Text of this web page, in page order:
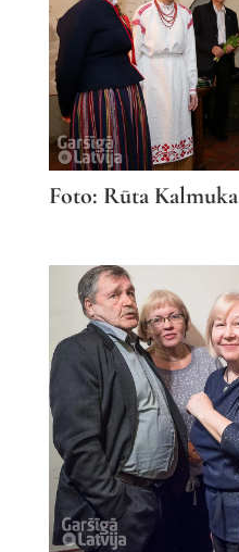
Foto: Rūta Kalmuka